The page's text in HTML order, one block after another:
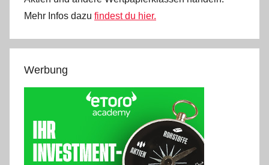
Mehr Infos dazu findest du hier.
Werbung